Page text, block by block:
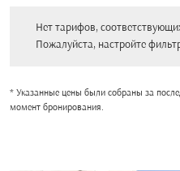
Нет тарифов,
Пожалуйста, настройте
* Указанные цены были собраны за
момент бронирования.